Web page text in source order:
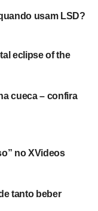
usam LSD?
eclipse of the
cueca – confira
no XVideos
tanto beber